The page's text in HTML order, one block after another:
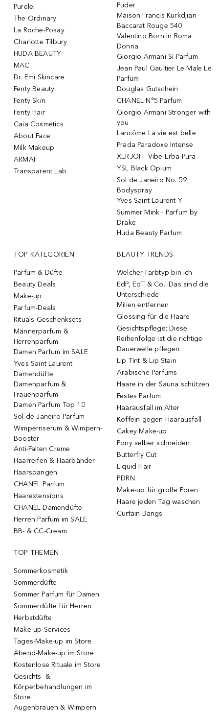
Purelei
The Ordinary
La Roche-Posay
Charlotte Tilbury
HUDA BEAUTY
MAC
Dr. Emi Skincare
Fenty Beauty
Fenty Skin
Fenty Hair
Caia Cosmetics
About Face
Milk Makeup
ARMAF
Transparent Lab
Puder
Maison Francis Kurkdjian
Baccarat Rouge 540
Valentino Born In Roma
Donna
Giorgio Armani Si Parfum
Jean Paul Gaultier Le Male Le
Parfum
Douglas Gutschein
CHANEL N°5 Parfum
Giorgio Armani Stronger with
you
Lancôme La vie est belle
Prada Paradoxe Intense
XERJOFF Vibe Erba Pura
YSL Black Opium
Sol de Janeiro No. 59
Bodyspray
Yves Saint Laurent Y
Summer Mink - Parfum by
Drake
Huda Beauty Parfum
TOP KATEGORIEN
Parfum & Düfte
Beauty Deals
Make-up
Parfum-Deals
Rituals Geschenksets
Männerparfum &
Herrenparfum
Damen Parfum im SALE
Yves Saint Laurent
Damendüfte
Damenparfum &
Frauenparfum
Damen Parfum Top 10
Sol de Janeiro Parfum
Wimpernserum & Wimpern-
Booster
Anti-Falten Creme
Haarreifen & Haarbänder
Haarspangen
CHANEL Parfum
Haarextensions
CHANEL Damendüfte
Herren Parfum im SALE
BB- & CC-Cream
BEAUTY TRENDS
Welcher Farbtyp bin ich
EdP, EdT & Co.: Das sind die
Unterschiede
Milien entfernen
Glossing für die Haare
Gesichtspflege: Diese
Reihenfolge ist die richtige
Dauerwelle pflegen
Lip Tint & Lip Stain
Arabische Parfums
Haare in der Sauna schützen
Festes Parfum
Haarausfall im Alter
Koffein gegen Haarausfall
Cakey Make-up
Pony selber schneiden
Butterfly Cut
Liquid Hair
PDRN
Make-up für große Poren
Haare jeden Tag waschen
Curtain Bangs
TOP THEMEN
Sommerkosmetik
Sommerdüfte
Sommer Parfum für Damen
Sommerdüfte für Herren
Herbstdüfte
Make-up-Services
Tages-Make-up im Store
Abend-Make-up im Store
Kostenlose Rituale im Store
Gesichts- &
Körperbehandlungen im
Store
Augenbrauen & Wimpern